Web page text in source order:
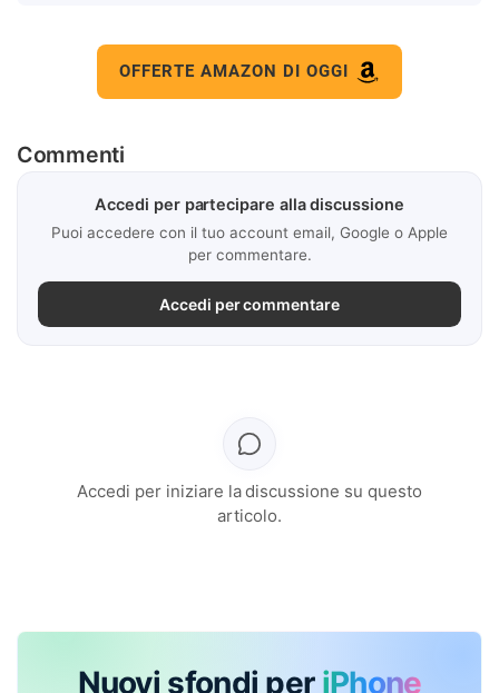
OFFERTE AMAZON DI OGGI
Commenti
Accedi per partecipare alla discussione
Puoi accedere con il tuo account email, Google o Apple
per commentare.
Accedi per commentare
Accedi per iniziare la discussione su questo
articolo.
Nuovi sfondi per iPhone